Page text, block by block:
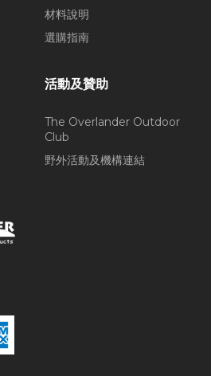
材料說明
選購指南
活動及贊助
The Overlander Outdoor
Club
野外活動及機構連結